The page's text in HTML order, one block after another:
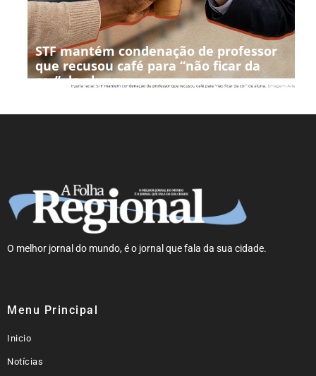
STF mantém condenação de professor
que recusou café para “não ficar da
cor” de aluna
O melhor jornal do mundo, é o jornal que fala da sua cidade.
Menu Principal
Inicio
Notícias